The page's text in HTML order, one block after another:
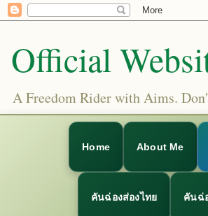
Official
A Freedom Rider with Aims.
Home About Me
คันฉ่องส่องไทย คันฉ่